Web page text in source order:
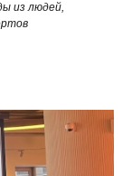
из людей,